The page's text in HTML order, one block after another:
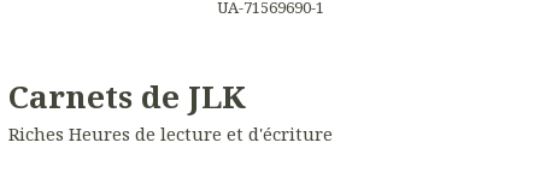
UA-71569690-1
Carnets de JLK
Riches Heures de lecture et d'écriture